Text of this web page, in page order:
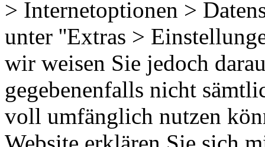
> Internetoptionen >
unter ''Extras >
wir weisen Sie jedoch
gegebenenfalls nicht
voll umfänglich nutzen